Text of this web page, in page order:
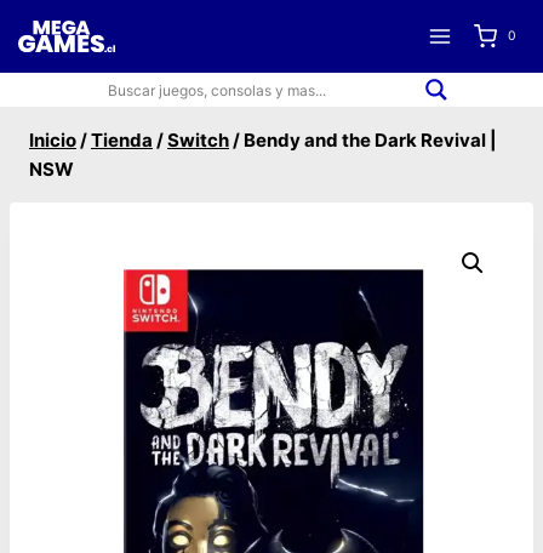
contenido
0
Inicio/Tienda /Switch/ Bendy and the Dark Revival |
NSW